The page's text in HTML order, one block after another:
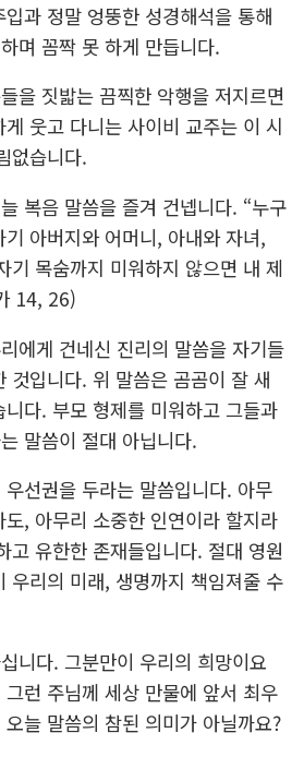
과 정말 엉뚱한 성경해석을 통해
며 꼼짝 못 하게 만듭니다.
을 짓밟는 끔찍한 악행을 저지르면
웃고 다니는 사이비 교주는 이 시
없습니다.
복음 말씀을 즐겨 건넵니다. “누구
아버지와 어머니, 아내와 자녀,
기 목숨까지 미워하지 않으면 내 제
14, 26)
에게 건네신 진리의 말씀을 자기들
것입니다. 위 말씀은 곰곰이 잘 새
다. 부모 형제를 미워하고 그들과
말씀이 절대 아닙니다.
선권을 두라는 말씀입니다. 아무
, 아무리 소중한 인연이라 할지라
고 유한한 존재들입니다. 절대 영원
우리의 미래, 생명까지 책임져줄 수
니다. 그분만이 우리의 희망이요
런 주님께 세상 만물에 앞서 최우
늘 말씀의 참된 의미가 아닐까요?